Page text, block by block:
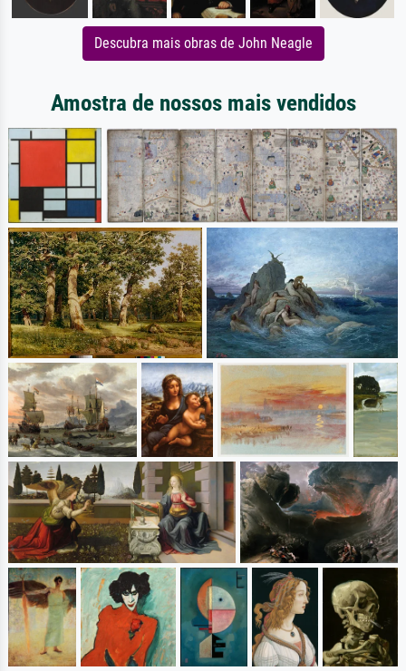
Descubra mais obras de John Neagle
Amostra de nossos mais vendidos